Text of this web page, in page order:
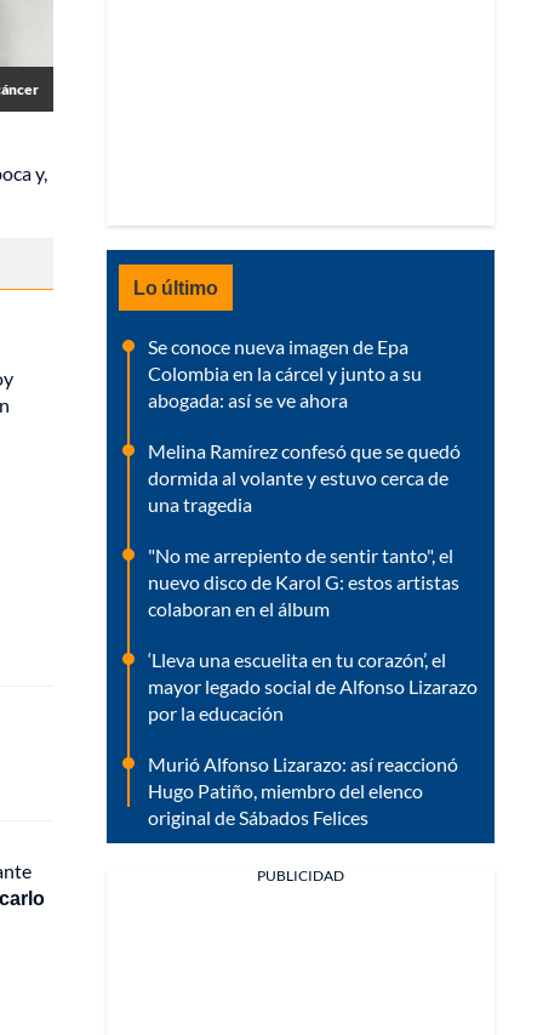
y,
Lo último
Se conoce nueva imagen de Epa
Colombia en la cárcel y junto a su
abogada: así se ve ahora
Melina Ramírez confesó que se quedó
dormida al volante y estuvo cerca de
una tragedia
"No me arrepiento de sentir tanto", el
nuevo disco de Karol G: estos artistas
colaboran en el álbum
‘Lleva una escuelita en tu corazón’, el
mayor legado social de Alfonso Lizarazo
por la educación
Murió Alfonso Lizarazo: así reaccionó
Hugo Patiño, miembro del elenco
original de Sábados Felices
PUBLICIDAD